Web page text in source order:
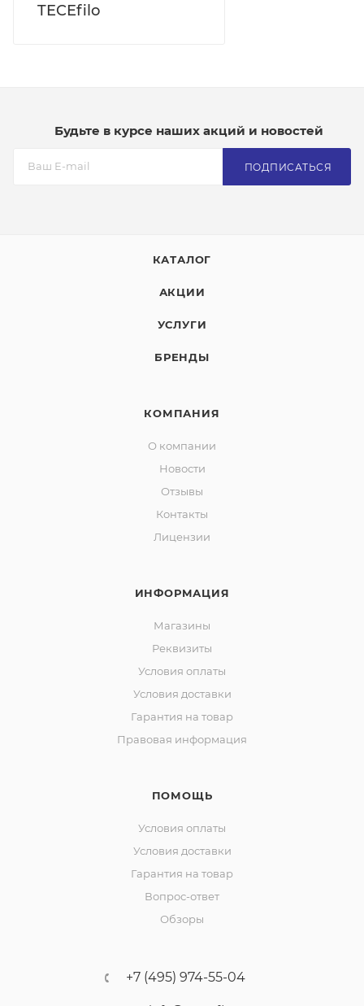
TECEfilo
Будьте в курсе наших акций и новостей
ПОДПИСАТЬСЯ
КАТАЛОГ
АКЦИИ
УСЛУГИ
БРЕНДЫ
КОМПАНИЯ
О компании
Новости
Отзывы
Контакты
Лицензии
ИНФОРМАЦИЯ
Магазины
Реквизиты
Условия оплаты
Условия доставки
Гарантия на товар
Правовая информация
ПОМОЩЬ
Условия оплаты
Условия доставки
Гарантия на товар
Вопрос-ответ
Обзоры
+7 (495) 974-55-04